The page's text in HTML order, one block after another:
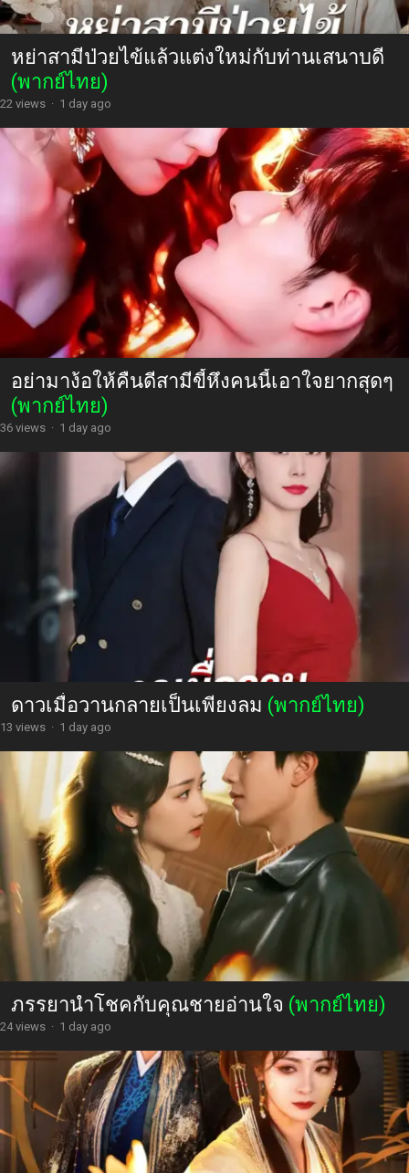
หย่าสามีป่วยไข้แล้วแต่งใหม่กับท่านเสนาบดี
(พากย์ไทย)
22 views · 1 day ago
อย่ามาง้อให้คืนดีสามีขี้หึงคนนี้เอาใจยากสุดๆ
(พากย์ไทย)
36 views · 1 day ago
ดาวเมื่อวานกลายเป็นเพียงลม (พากย์ไทย)
13 views · 1 day ago
ภรรยานำโชคกับคุณชายอ่านใจ (พากย์ไทย)
24 views · 1 day ago